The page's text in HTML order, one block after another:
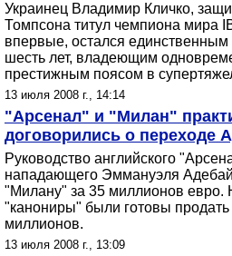
Украинец Владимир Кличко,
Томпсона титул чемпиона мира
впервые, остался
шесть лет, владеющим
престижным поясом в
13 июля 2008 г., 14:14
"Арсенал" и "Милан"
договорились о переходе
Руководство английского
нападающего Эммануэля
"Милану" за 35 миллионов евро.
"канониры" были готовы продать
миллионов.
13 июля 2008 г., 13:09